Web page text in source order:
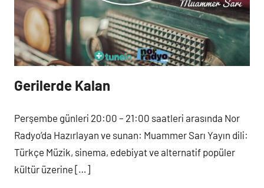
PerşembeProgramlar
Gerilerde Kalan
Perşembe günleri 20:00 – 21:00 saatleri arasında Nor
Radyo’da Hazırlayan ve sunan: Muammer Sarı Yayın dili:
Türkçe Müzik, sinema, edebiyat ve alternatif popüler
kültür üzerine […]